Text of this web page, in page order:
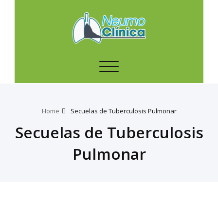
Toggle
Home Secuelas de Tuberculosis Pulmonar
Secuelas de Tuberculosis
Pulmonar